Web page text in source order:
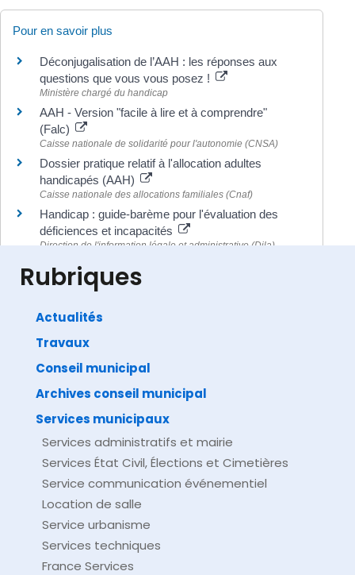
Pour en savoir plus
Déconjugalisation de l’AAH : les réponses aux
questions que vous vous posez !
Ministère chargé du handicap
AAH - Version "facile à lire et à comprendre"
(Falc)
Caisse nationale de solidarité pour l'autonomie (CNSA)
Dossier pratique relatif à l'allocation adultes
handicapés (AAH)
Caisse nationale des allocations familiales (Cnaf)
Handicap : guide-barème pour l'évaluation des
déficiences et incapacités
Direction de l'information légale et administrative (Dila) -
Direction de l'information légale et administrative
Rubriques
Actualités
Travaux
Conseil municipal
Archives conseil municipal
Services municipaux
Services administratifs et mairie
Services État Civil, Élections et Cimetières
Service communication événementiel
Location de salle
Service urbanisme
Services techniques
France Services